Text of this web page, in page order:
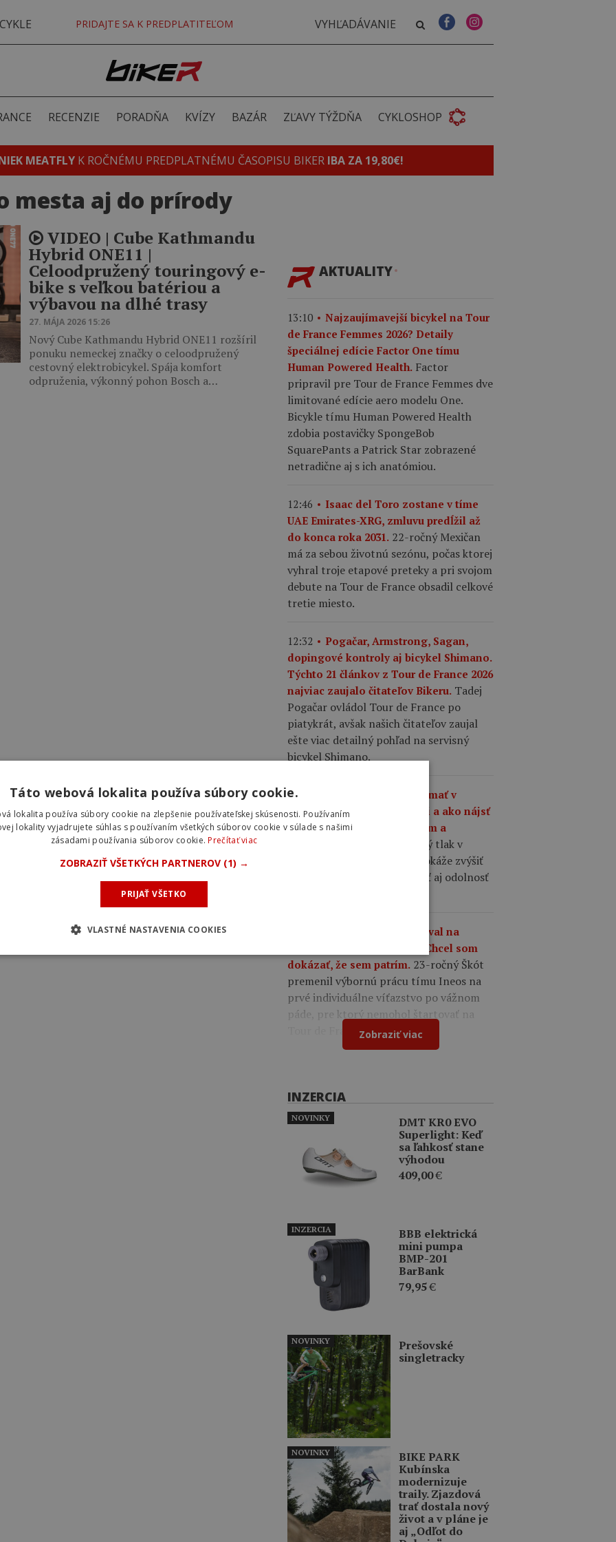
PRIDAJTE SA K PREDPLATITEĽOM
RECENZIE PORADŇA KVÍZY BAZÁR ZĽAVY TÝŽDŇA CYKLOSHOP
MEATFLY K ROČNÉMU PREDPLATNÉMU ČASOPISU BIKER IBA ZA 19,80€!
mesta aj do prírody
VIDEO | Cube Kathmandu
Hybrid ONE11 |
Celoodpružený touringový e-
bike s veľkou batériou a
výbavou na dlhé trasy
27. MÁJA 2026 15:26
Nový Cube Kathmandu Hybrid ONE11 rozšíril
ponuku nemeckej značky o celoodpružený
cestovný elektrobicykel. Spája komfort
odpruženia, výkonný pohon Bosch a…
AKTUALITY
13:10
Najzaujímavejší bicykel na Tour
de France Femmes 2026? Detaily
špeciálnej edície Factor One tímu
Human Powered Health. Factor
pripravil pre Tour de France Femmes dve
limitované edície aero modelu One.
Bicykle tímu Human Powered Health
zdobia postavičky SpongeBob
SquarePants a Patrick Star zobrazené
netradične aj s ich anatómiou.
12:46
Isaac del Toro zostane v tíme
UAE Emirates-XRG, zmluvu predĺžil až
do konca roka 2031. 22-ročný Mexičan
má za sebou životnú sezónu, počas ktorej
vyhral troje etapové preteky a pri svojom
debute na Tour de France obsadil celkové
tretie miesto.
12:32
Pogačar, Armstrong, Sagan,
dopingové kontroly aj bicykel Shimano.
Týchto 21 článkov z Tour de France 2026
najviac zaujalo čitateľov Bikeru. Tadej
Pogačar ovládol Tour de France po
piatykrát, avšak našich čitateľov zaujal
ešte viac detailný pohľad na servisný
bicykel Shimano.
10:01
Aký tlak by ste mali mať v
plášťoch na cestnom bicykli a ako nájsť
rovnováhu medzi komfortom a
Správne zvolený tlak v
plášťoch cestného bicykla dokáže zvýšiť
rýchlosť, komfort, priľnavosť aj odolnosť
Oscar Onley triumfoval na
pretekoch Okolo Burgosu: Chcel som
dokázať, že sem patrím. 23-ročný Škót
premenil výbornú prácu tímu Ineos na
prvé individuálne víťazstvo po vážnom
páde, pre ktorý nemohol štartovať na
Tour de France.Zobraziť viac
INZERCIA
DMT KR0 EVO
Superlight: Keď
sa ľahkosť stane
výhodou
409,00€
NOVINKY
BBB elektrická
mini pumpa
BMP-201
BarBank
79,95€
INZERCIA
Prešovské
singletracky
NOVINKY
BIKE PARK
Kubínska
modernizuje
traily. Zjazdová
trať dostala nový
život a v pláne je
aj „Odľot do
NOVINKY
Táto webová lokalita používa súbory cookie.
lokalita používa súbory cookie na zlepšenie používateľskej skúsenosti. Používaním
lokality vyjadrujete súhlas s používaním všetkých súborov cookie v súlade s našimi
zásadami používania súborov cookie.Prečítať viac
ZOBRAZIŤ VŠETKÝCH PARTNEROV (1) →
PRIJAŤ VŠETKO
VLASTNÉ NASTAVENIA COOKIES